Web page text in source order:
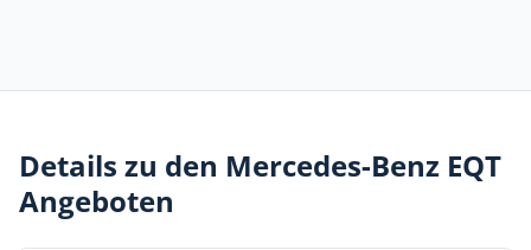
Details zu den Mercedes-Benz EQT
Angeboten